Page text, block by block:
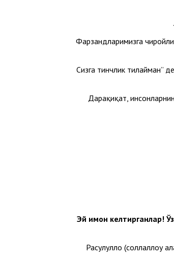
Фарзандларимизга чиройли
“Сизга тинчлик тилайман”
Дарҳақиқат,
Эй имон келтирганлар!
Расулуллоҳ